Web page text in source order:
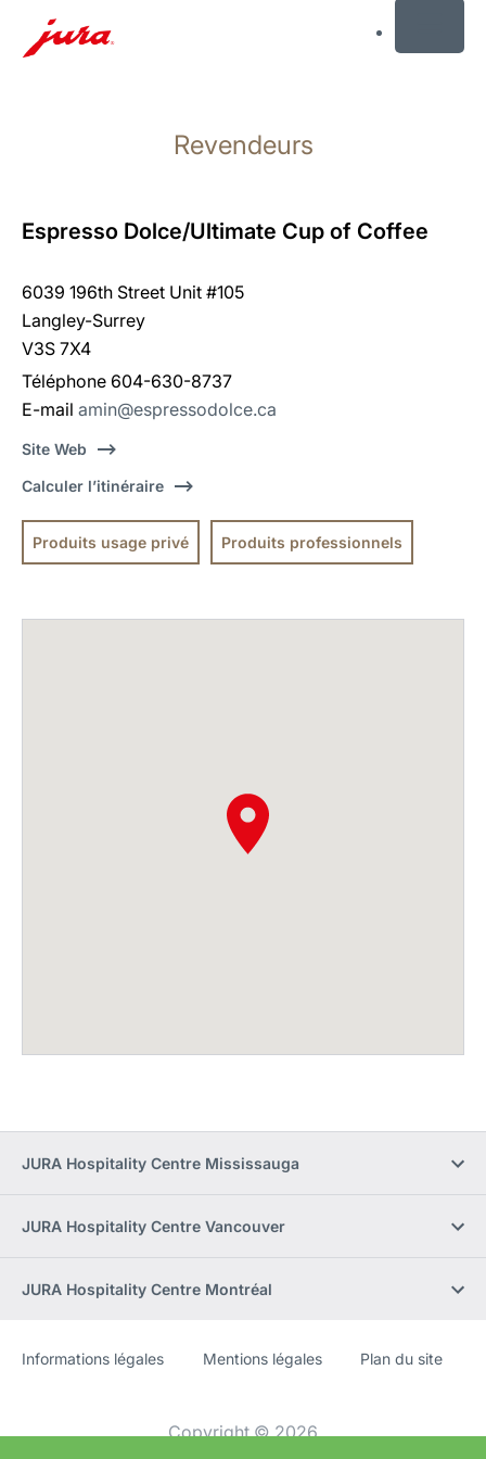
recherche
Revendeurs
Espresso Dolce/Ultimate Cup of Coffee
6039 196th Street Unit #105
Langley-Surrey
V3S 7X4
Téléphone 604-630-8737
E-mail amin@espressodolce.ca
Site Web
Calculer l’itinéraire
Produits usage privé Produits professionnels
JURA Hospitality Centre Mississauga
JURA Hospitality Centre Vancouver
JURA Hospitality Centre Montréal
Site
[Website
Informations légales Mentions légales Plan du site
Copyright © 2026